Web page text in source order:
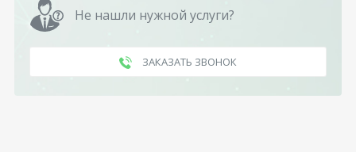
Не нашли нужной услуги?
ЗАКАЗАТЬ ЗВОНОК